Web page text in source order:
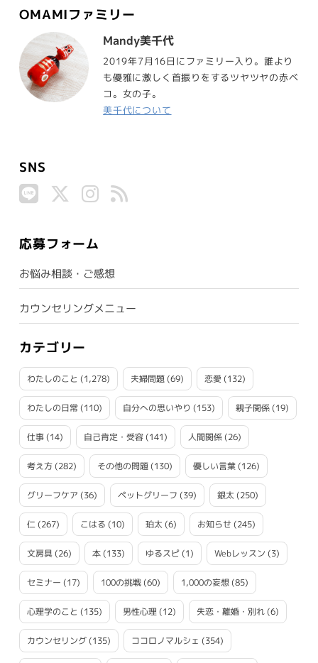
OMAMIファミリー
Mandy美千代
2019年7月16日にファミリー入り。誰より
も優雅に激しく首振りをするツヤツヤの赤ベ
コ。女の子。
美千代について
SNS
応募フォーム
お悩み相談・ご感想
カウンセリングメニュー
カテゴリー
わたしのこと (1,278) 夫婦問題(69) 恋愛 (132)
わたしの日常(110) 自分への思いやり (153) 親子関係(19)
仕事(14) 自己肯定・受容(141) 人間関係(26)
考え方(282) その他の問題(130) 優しい言葉(126)
グリーフケア (36) ペットグリーフ (39) 銀太 (250)
仁(267) こはる (10) 珀太 (6) お知らせ (245)
文房具(26) 本(133) ゆるスピ(1) Webレッスン (3)
セミナー (17) 100の挑戦(60) 1,000の妄想(85)
心理学のこと (135) 男性心理(12) 失恋・離婚・別れ(6)
カウンセリング(135) ココロノマルシェ (354)